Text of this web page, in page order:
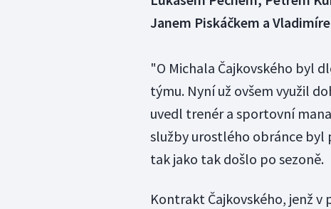
Janem Piskáčkem a
"O Michala Čajkovského byl
týmu. Nyní už ovšem využil
uvedl trenér a sportovní
služby urostlého obránce byl
tak jako tak došlo po sezoně.
Kontrakt Čajkovského, jenž